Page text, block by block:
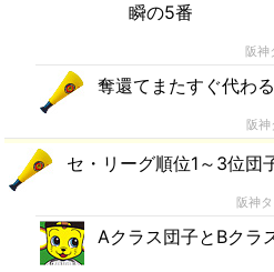
瞬の5番
阪神
奪還てまたすぐ代わ
阪神
セ・リーグ順位1～3位団
阪神タ
Aクラス団子とBクラ